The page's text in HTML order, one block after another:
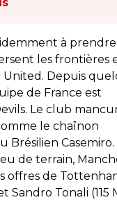
à
les frontières
United. Depuis
de France est
Le club
le chaînon
Casemiro.
de terrain,
offres de
Sandro Tonali (115